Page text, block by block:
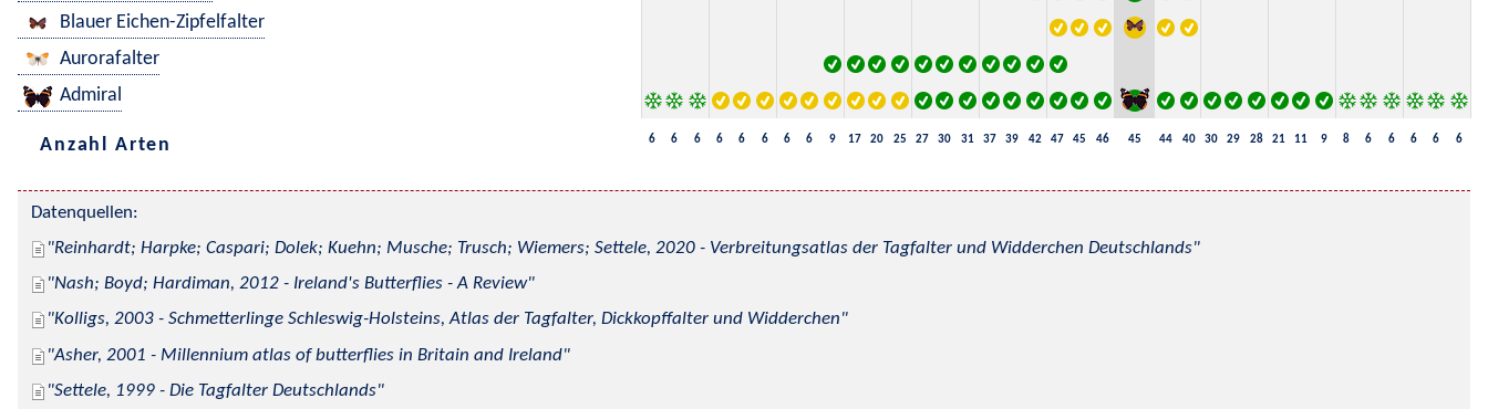
Blauer Eichen-Zipfelfalter
Aurorafalter
Admiral
Anzahl Arten 6 6 6 6 6 6 6 6 9 17 20 25 27 30 31 37 39 42 47 45 46 45 44 40 30 29 28 21 11 9 8 6 6 6 6 6
Datenquellen:
Reinhardt; Harpke; Caspari; Dolek; Kuehn; Musche; Trusch; Wiemers; Settele, 2020 - Verbreitungsatlas der Tagfalter und Widderchen Deutschlands
Nash; Boyd; Hardiman, 2012 - Ireland's Butterflies - A Review
Kolligs, 2003 - Schmetterlinge Schleswig-Holsteins, Atlas der Tagfalter, Dickkopffalter und Widderchen
Asher, 2001 - Millennium atlas of butterflies in Britain and Ireland
Settele, 1999 - Die Tagfalter Deutschlands